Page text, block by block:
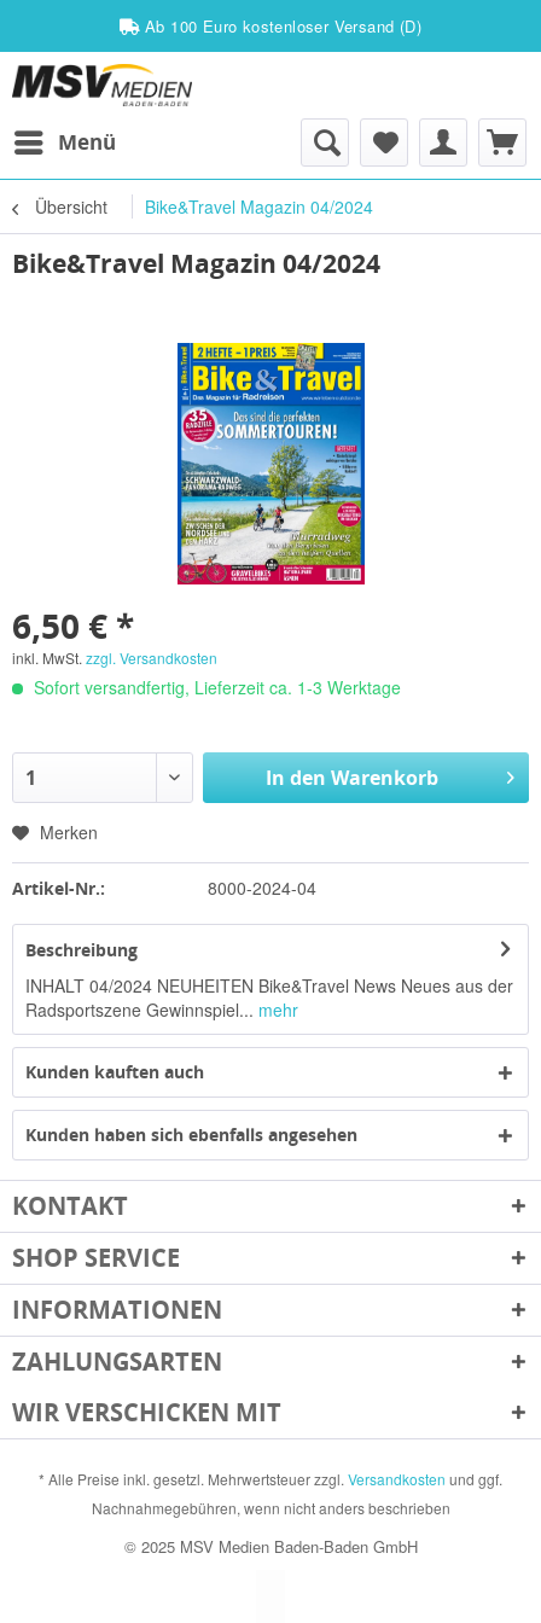
Ab 100 Euro kostenloser Versand (D)
Menü
Übersicht Bike&Travel Magazin 04/2024
Bike&Travel Magazin 04/2024
6,50 € *
inkl. MwSt. zzgl. Versandkosten
Sofort versandfertig, Lieferzeit ca. 1-3 Werktage
In denWarenkorb
Merken
Artikel-Nr.: 8000-2024-04
Beschreibung
INHALT 04/2024 NEUHEITEN Bike&Travel News Neues aus der
Radsportszene Gewinnspiel... mehr
Kunden kauften auch
Kunden haben sich ebenfalls angesehen
KONTAKT
SHOP SERVICE
INFORMATIONEN
ZAHLUNGSARTEN
WIR VERSCHICKEN MIT
* Alle Preise inkl. gesetzl. Mehrwertsteuer zzgl. Versandkosten und ggf.
Nachnahmegebühren, wenn nicht anders beschrieben
© 2025 MSV Medien Baden-Baden GmbH